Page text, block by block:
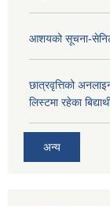
आशयको सूचना-
छात्रवृत्तिको
लिस्टमा रहेका
अन्य